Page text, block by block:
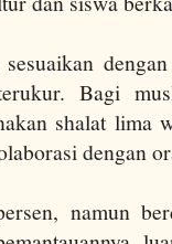
Bagi
shalat lima
dengan
namun